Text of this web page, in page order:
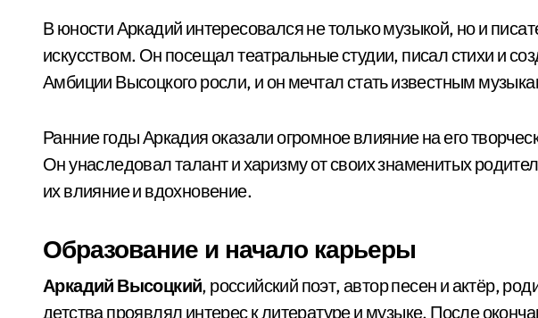
В юности Аркадий интересовался не только музыкой, но и
искусством. Он посещал театральные студии, писал стихи и
Амбиции Высоцкого росли, и он мечтал стать известным
Ранние годы Аркадия оказали огромное влияние на его
Он унаследовал талант и харизму от своих знаменитых
их влияние и вдохновение.
Образование и начало карьеры
Аркадий Высоцкий, российский поэт, автор песен и актёр,
детства проявлял интерес к литературе и музыке. После